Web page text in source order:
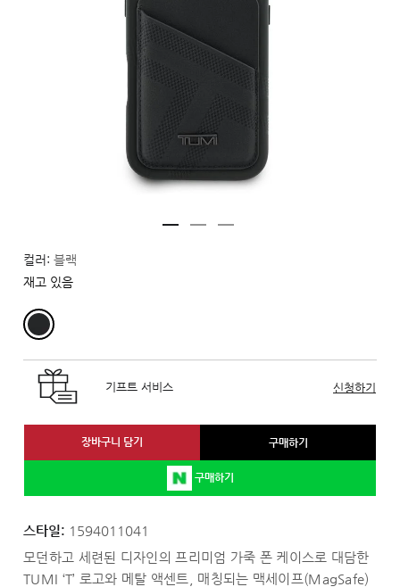
컬러: 블랙
재고 있음
기프트 서비스 신청하기
장바구니 담기 구매하기
구매하기
스타일: 1594011041
모던하고 세련된 디자인의 프리미엄 가죽 폰 케이스로 대담한
TUMI ‘T’ 로고와 메탈 액센트, 매칭되는 맥세이프(MagSafe)